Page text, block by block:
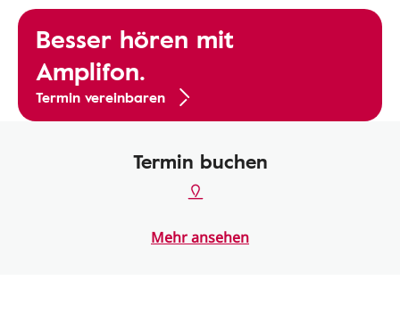
Besser hören mit
Amplifon.
Termin vereinbaren
Termin buchen
Mehr ansehen